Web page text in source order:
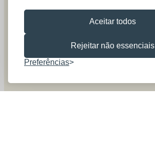
Aceitar todos
Rejeitar não essenciais
Preferências